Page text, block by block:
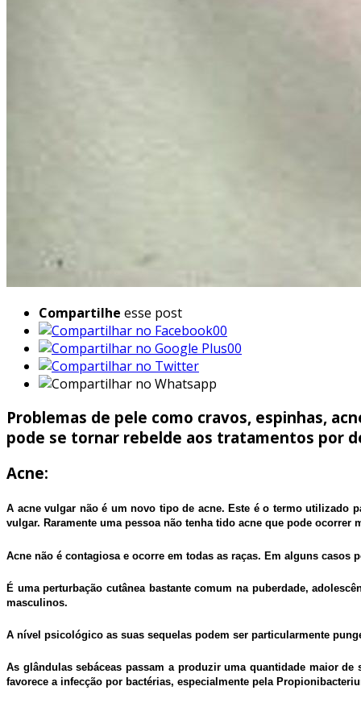
Compartilhe esse post
00
00
Problemas de pele como cravos, espinhas,
pode se tornar rebelde aos tratamentos por
Acne:
A acne vulgar não é um novo tipo de acne. Este é o termo utilizado
vulgar. Raramente uma pessoa não tenha tido acne que pode ocorrer
Acne não é contagiosa e ocorre em todas as raças. Em alguns casos
É uma perturbação cutânea bastante comum na puberdade,
masculinos.
A nível psicológico as suas sequelas podem ser particularmente
As glândulas sebáceas passam a produzir uma quantidade maior
favorece a infecção por bactérias, especialmente pela